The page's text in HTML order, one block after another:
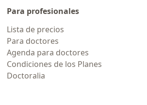
Para profesionales
Lista de precios
Para doctores
Agenda para doctores
Condiciones de los Planes
Doctoralia